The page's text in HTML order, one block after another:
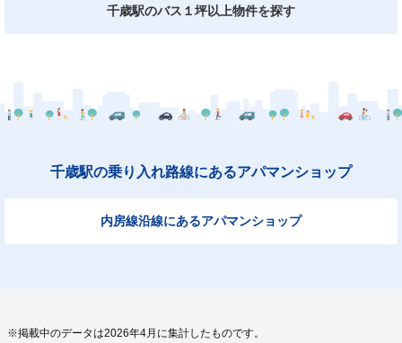
千歳駅のバス１坪以上物件を探す
千歳駅の乗り入れ路線にあるアパマンショップ
内房線沿線にあるアパマンショップ
※掲載中のデータは2026年4月に集計したものです。